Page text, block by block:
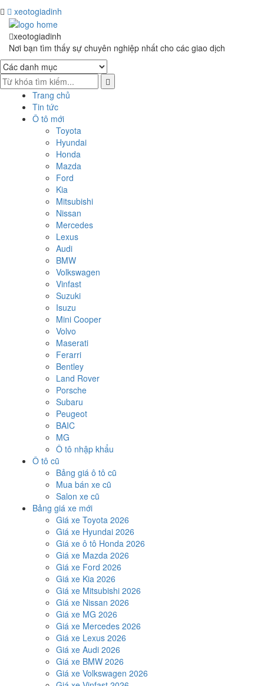
xeotogiadinh
Skip
navigation
Skip
content
xeotogiadinh
Nơi bạn tìm thấy sự chuyên nghiệp nhất cho các giao dịch
Trang chủ
Tin tức
Ô tô mới
Toyota
Hyundai
Honda
Mazda
Ford
Kia
Mitsubishi
Nissan
Mercedes
Lexus
Audi
BMW
Volkswagen
Vinfast
Suzuki
Isuzu
Mini Cooper
Volvo
Maserati
Ferarri
Bentley
Land Rover
Porsche
Subaru
Peugeot
BAIC
MG
Ô tô nhập khẩu
Ô tô cũ
Bảng giá ô tô cũ
Mua bán xe cũ
Salon xe cũ
Bảng giá xe mới
Giá xe Toyota 2026
Giá xe Hyundai 2026
Giá xe ô tô Honda 2026
Giá xe Mazda 2026
Giá xe Ford 2026
Giá xe Kia 2026
Giá xe Mitsubishi 2026
Giá xe Nissan 2026
Giá xe MG 2026
Giá xe Mercedes 2026
Giá xe Lexus 2026
Giá xe Audi 2026
Giá xe BMW 2026
Giá xe Volkswagen 2026